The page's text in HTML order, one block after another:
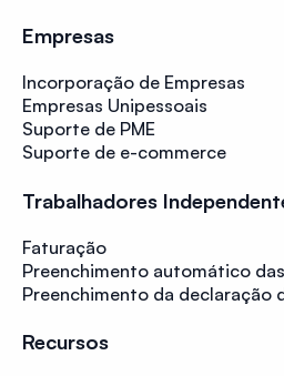
Empresas
Incorporação de Empresas
Empresas Unipessoais
Suporte de PME
Suporte de e-commerce
Trabalhadores
Faturação
Preenchimento automático
Preenchimento da declaração
Recursos